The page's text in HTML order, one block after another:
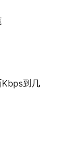
Kbps到几